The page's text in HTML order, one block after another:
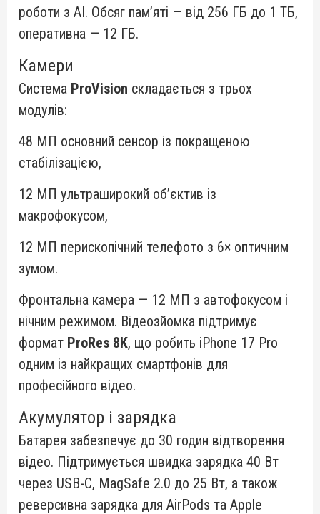
роботи з AI. Обсяг пам’яті — від 256 ГБ до 1 ТБ,
оперативна — 12 ГБ.
Камери
Система ProVision складається з трьох
модулів:
48 МП основний сенсор із покращеною
стабілізацією,
12 МП ультраширокий об’єктив із
макрофокусом,
12 МП перископічний телефото з 6× оптичним
зумом.
Фронтальна камера — 12 МП з автофокусом і
нічним режимом. Відеозйомка підтримує
формат ProRes 8K, що робить iPhone 17 Pro
одним із найкращих смартфонів для
професійного відео.
Акумулятор і зарядка
Батарея забезпечує до 30 годин відтворення
відео. Підтримується швидка зарядка 40 Вт
через USB-C, MagSafe 2.0 до 25 Вт, а також
реверсивна зарядка для AirPods та Apple